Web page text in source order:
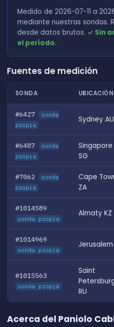
Medido de 2026-07-11 a
mediante nuestras sondas.
desde datos brutos. ✓ Sin
el período.
Fuentes de medición
SONDA UBICACIÓN
#6427
sonda
propia
Sydney AU
#6487
sonda
propia
Singapore
SG
#7062
sonda
propia
Cape
ZA
#1014589
sonda propia
Almaty KZ
#1014969
sonda propia
Jerusalem
#1015563
sonda propia
Saint
RU
Acerca del Paniolo